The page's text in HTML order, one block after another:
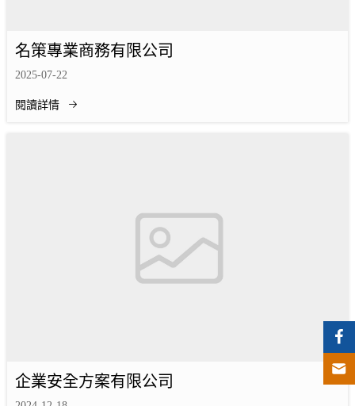
名策專業商務有限公司
2025-07-22
閱讀詳情
企業安全方案有限公司